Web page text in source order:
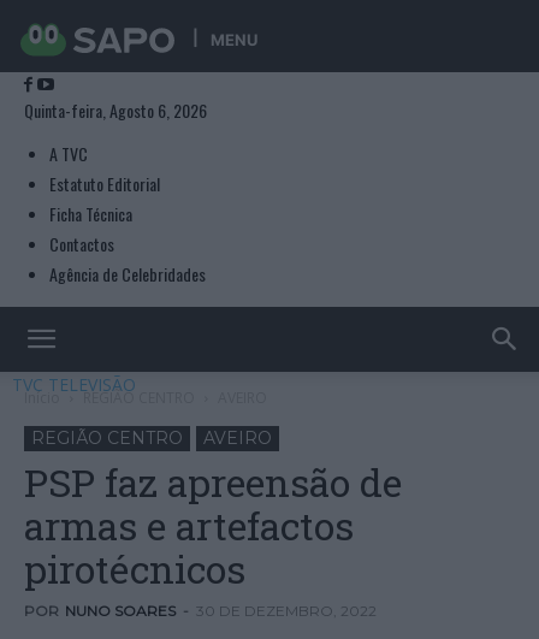
MENU
Quinta-feira, Agosto 6, 2026
A TVC
Estatuto Editorial
Ficha Técnica
Contactos
Agência de Celebridades
TVC TELEVISÃO
Início REGIÃO CENTRO
REGIÃO CENTRO AVEIRO
PSP faz apreensão de
armas e artefactos
pirotécnicos
POR NUNO SOARES - 30 DE DEZEMBRO, 2022